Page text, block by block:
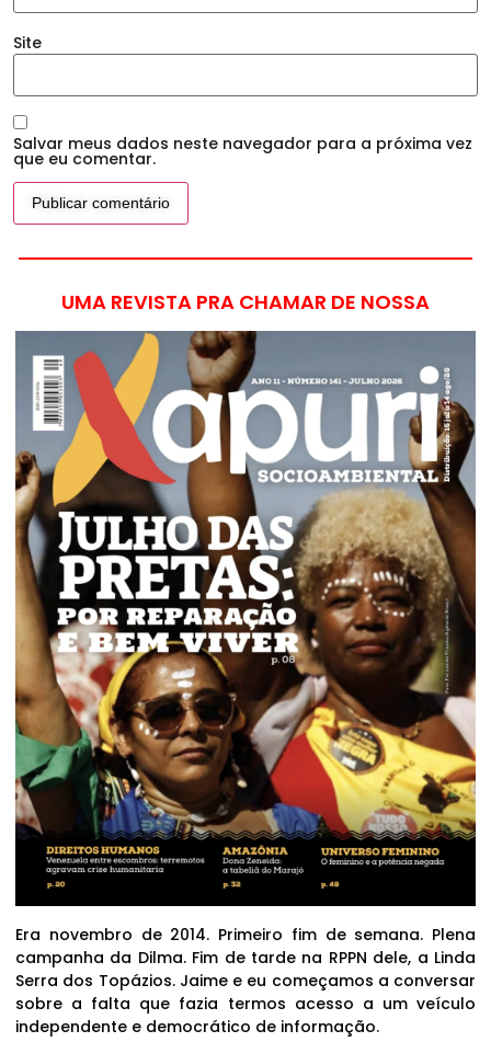
Site
Salvar meus dados neste navegador para a próxima vez
que eu comentar.
UMA REVISTA PRA CHAMAR DE NOSSA
Era novembro de 2014. Primeiro fim de semana. Plena
campanha da Dilma. Fim de tarde na RPPN dele, a Linda
Serra dos Topázios. Jaime e eu começamos a conversar
sobre a falta que fazia termos acesso a um veículo
independente e democrático de informação.